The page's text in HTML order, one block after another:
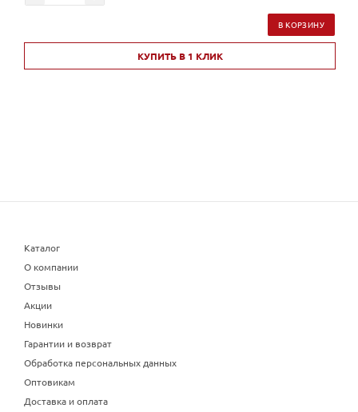
В КОРЗИНУ
КУПИТЬ В 1 КЛИК
Каталог
О компании
Отзывы
Акции
Новинки
Гарантии и возврат
Обработка персональных данных
Оптовикам
Доставка и оплата